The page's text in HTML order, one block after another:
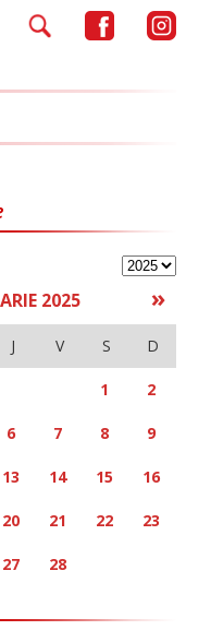
»
2025
J V S D
1 2
6 7 8 9
13 14 15 16
20 21 22 23
27 28